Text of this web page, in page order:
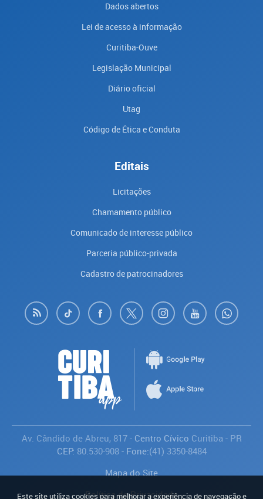
Dados abertos
Lei de acesso à informação
Curitiba-Ouve
Legislação Municipal
Diário oficial
Utag
Código de Ética e Conduta
Editais
Licitações
Chamamento público
Comunicado de interesse público
Parceria público-privada
Cadastro de patrocinadores
Av. Cândido de Abreu, 817- Centro Cívico Curitiba- PR
CEP: 80.530-908- Fone:(41) 3350-8484
Mapa do Site
Política de Privacidade
Este site utiliza cookies para melhorar a experiência de navegação e